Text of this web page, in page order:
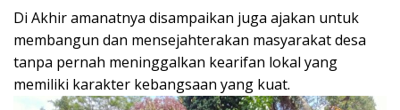
Di Akhir amanatnya disampaikan juga ajakan untuk
membangun dan mensejahterakan masyarakat desa
tanpa pernah meninggalkan kearifan lokal yang
memiliki karakter kebangsaan yang kuat.